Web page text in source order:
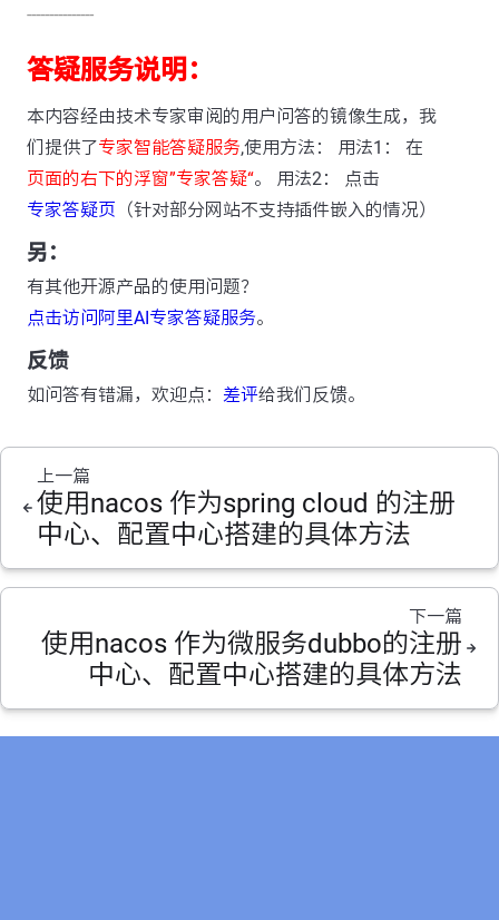
---------------
答疑服务说明：
本内容经由技术专家审阅的用户问答的镜像生成，我
们提供了专家智能答疑服务,使用方法： 用法1： 在
页面的右下的浮窗”专家答疑“。 用法2： 点击
专家答疑页 （针对部分网站不支持插件嵌入的情况）
另：
有其他开源产品的使用问题？
点击访问阿里AI专家答疑服务。
反馈
如问答有错漏，欢迎点： 差评给我们反馈。
上一篇
使用nacos 作为spring cloud 的注册
中心、配置中心搭建的具体方法
下一篇
使用nacos 作为微服务dubbo的注册
中心、配置中心搭建的具体方法